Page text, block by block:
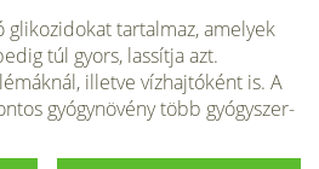
glikozidokat tartalmaz, ame­lyek
túl gyors, lassítja azt.
illetve vízhajtóként is. A
gyógynövény több gyógyszer­